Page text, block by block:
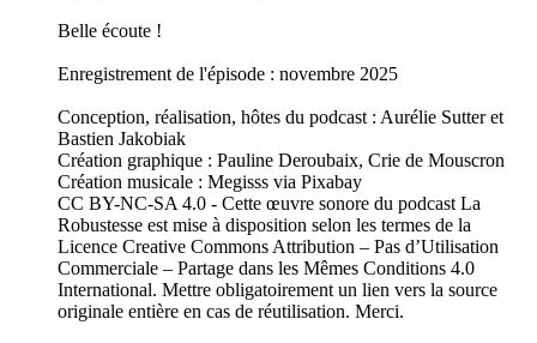
Belle écoute !
Enregistrement de l'épisode : novembre 2025
Conception, réalisation, hôtes du podcast : Aurélie Sutter et
Bastien Jakobiak
Création graphique : Pauline Deroubaix, Crie de Mouscron
Création musicale : Megisss via Pixabay
CC BY-NC-SA 4.0 - Cette œuvre sonore du podcast La
Robustesse est mise à disposition selon les termes de la
Licence Creative Commons Attribution – Pas d’Utilisation
Commerciale – Partage dans les Mêmes Conditions 4.0
International. Mettre obligatoirement un lien vers la source
originale entière en cas de réutilisation. Merci.